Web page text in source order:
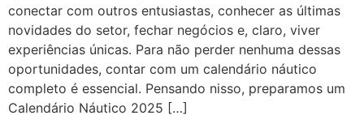
conectar com outros entusiastas, conhecer as últimas
novidades do setor, fechar negócios e, claro, viver
experiências únicas. Para não perder nenhuma dessas
oportunidades, contar com um calendário náutico
completo é essencial. Pensando nisso, preparamos um
Calendário Náutico 2025 […]